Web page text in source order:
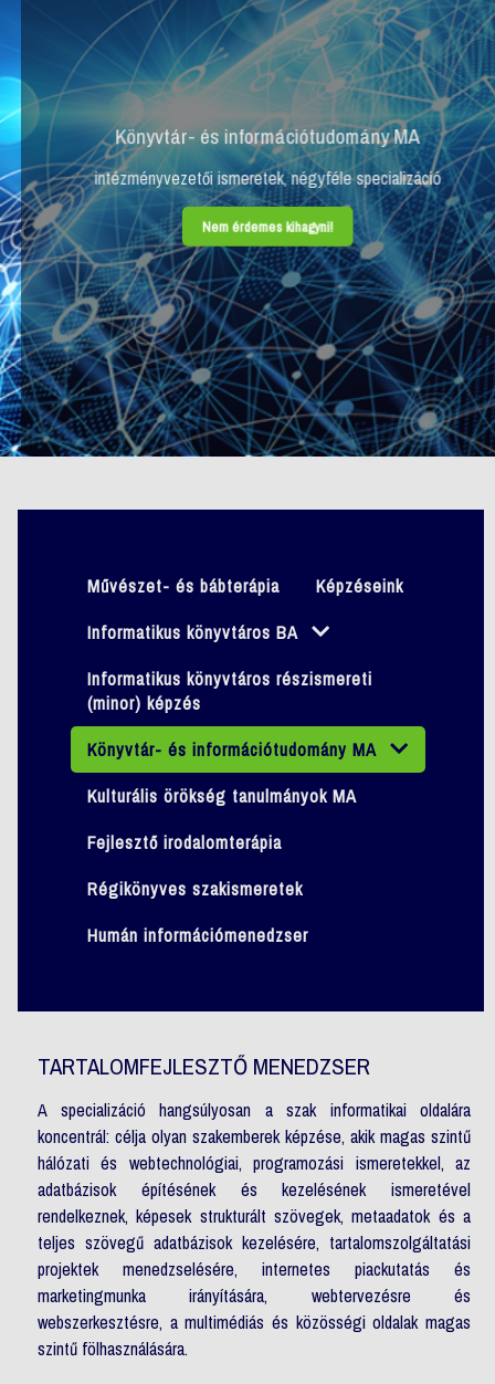
Könyvtár- és információtudomány MA
intézményvezetői ismeretek, négyféle specializáció
Nem érdemes kihagyni!
Művészet- és bábterápia
Képzéseink
Informatikus könyvtáros BA
Informatikus könyvtáros részismereti
(minor) képzés
Könyvtár- és információtudomány MA
Kulturális örökség tanulmányok MA
Fejlesztő irodalomterápia
Régikönyves szakismeretek
Humán információmenedzser
TARTALOMFEJLESZTŐ MENEDZSER
A specializáció hangsúlyosan a szak informatikai oldalára
koncentrál: célja olyan szakemberek képzése, akik magas szintű
hálózati és webtechnológiai, programozási ismeretekkel, az
adatbázisok építésének és kezelésének ismeretével
rendelkeznek, képesek strukturált szövegek, metaadatok és a
teljes szövegű adatbázisok kezelésére, tartalomszolgáltatási
projektek menedzselésére, internetes piackutatás és
marketingmunka irányítására, webtervezésre és
webszerkesztésre, a multimédiás és közösségi oldalak magas
szintű fölhasználására.